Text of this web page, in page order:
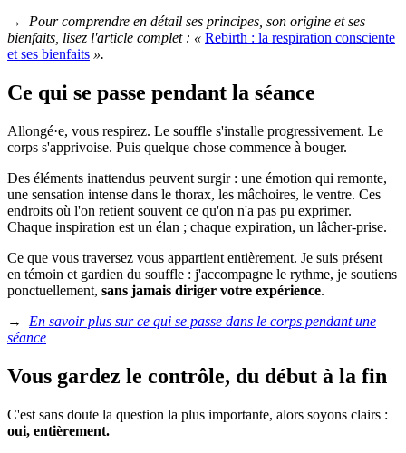
→ Pour comprendre en détail ses principes, son origine et ses
bienfaits, lisez l'article complet : « Rebirth : la respiration consciente
et ses bienfaits ».
Ce qui se passe pendant la séance
Allongé·e, vous respirez. Le souffle s'installe progressivement. Le
corps s'apprivoise. Puis quelque chose commence à bouger.
Des éléments inattendus peuvent surgir : une émotion qui remonte,
une sensation intense dans le thorax, les mâchoires, le ventre. Ces
endroits où l'on retient souvent ce qu'on n'a pas pu exprimer.
Chaque inspiration est un élan ; chaque expiration, un lâcher-prise.
Ce que vous traversez vous appartient entièrement. Je suis présent
en témoin et gardien du souffle : j'accompagne le rythme, je soutiens
ponctuellement, sans jamais diriger votre expérience.
→ En savoir plus sur ce qui se passe dans le corps pendant une
séance
Vous gardez le contrôle, du début à la fin
C'est sans doute la question la plus importante, alors soyons clairs :
oui, entièrement.